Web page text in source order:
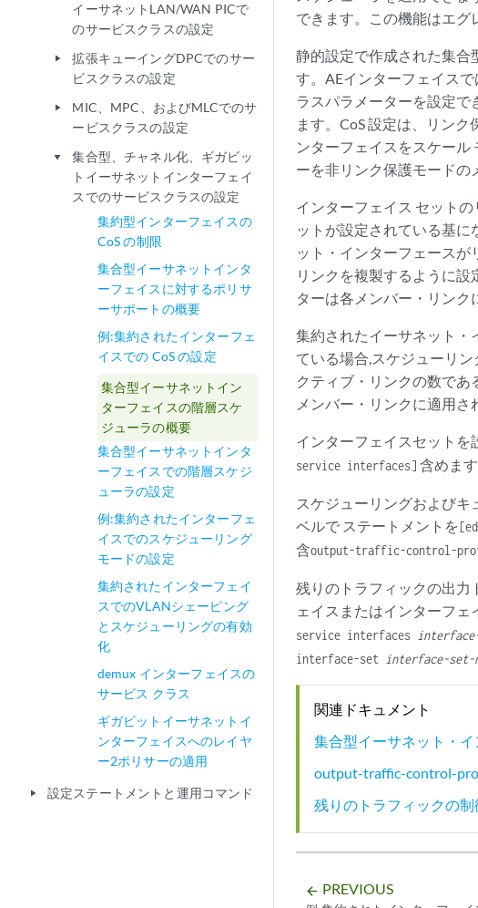
イーサネットLAN/WAN PICで
のサービスクラスの設定
play_arrow
拡張キューイングDPCでのサー
ビスクラスの設定
play_arrow
MIC、MPC、およびMLCでのサ
ービスクラスの設定
play_arrow
集合型、チャネル化、ギガビッ
トイーサネットインターフェイ
スでのサービスクラスの設定
集約型インターフェイスの
CoS の制限
集合型イーサネットインタ
ーフェイスに対するポリサ
ーサポートの概要
例:集約されたインターフェ
イスでの CoS の設定
集合型イーサネットイン
ターフェイスの階層スケ
ジューラの概要
集合型イーサネットインタ
ーフェイスでの階層スケジ
ューラの設定
例:集約されたインターフェ
イスでのスケジューリング
モードの設定
集約されたインターフェイ
スでのVLANシェーピング
とスケジューリングの有効
化
demux インターフェイスの
サービス クラス
ギガビットイーサネットイ
ンターフェイスへのレイヤ
ー2ポリサーの適用
play_arrow 設定ステートメントと運用コマンド
できます。この機能はエグ
静的設定で作成された集合
す。AEインターフェイス
ラスパラメーターを設定で
ます。CoS 設定は、リン
ンターフェイスをスケール
ーを非リンク保護モードの
インターフェイス セット
ットが設定されている基
ット・インターフェースが
リンクを複製するように
ターは各メンバー・リンク
集約されたイーサネット・
ている場合,スケジューリ
クティブ・リンクの数であ
メンバー・リンクに適用さ
インターフェイスセットを
service interfaces] 含めます
スケジューリングおよびキ
ベルで ステートメントを
含output-traffic-control-
残りのトラフィックの出力
ェイスまたはインターフェ
service interfaces interface-
interface-set interface-set-
関連ドキュメント
集合型イーサネット・
output-traffic-control-
残りのトラフィックの制
arrow_backward PREVIOUS